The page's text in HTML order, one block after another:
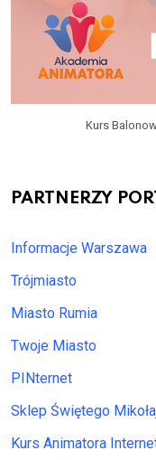
Kurs
PARTNERZY
Informacje Warszawa
Trójmiasto
Miasto Rumia
Twoje Miasto
PINternet
Sklep Świętego
Kurs Animatora